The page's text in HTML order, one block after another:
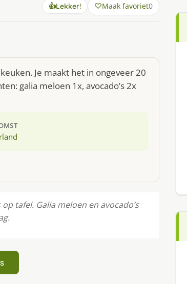
👍Lekker! Maak favoriet0
Je maakt het in ongeveer 20
galia meloen 1x, avocado’s 2x
tafel. Galia meloen en avocado’s